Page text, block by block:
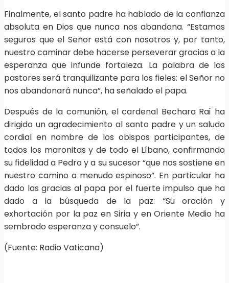
Finalmente, el santo padre ha hablado de la confianza
absoluta en Dios que nunca nos abandona. “Estamos
seguros que el Señor está con nosotros y, por tanto,
nuestro caminar debe hacerse perseverar gracias a la
esperanza que infunde fortaleza. La palabra de los
pastores será tranquilizante para los fieles: el Señor no
nos abandonará nunca”, ha señalado el papa.
Después de la comunión, el cardenal Bechara Raï ha
dirigido un agradecimiento al santo padre y un saludo
cordial en nombre de los obispos participantes, de
todos los maronitas y de todo el Líbano, confirmando
su fidelidad a Pedro y a su sucesor “que nos sostiene en
nuestro camino a menudo espinoso”. En particular ha
dado las gracias al papa por el fuerte impulso que ha
dado a la búsqueda de la paz: “Su oración y
exhortación por la paz en Siria y en Oriente Medio ha
sembrado esperanza y consuelo”.
(Fuente: Radio Vaticana)